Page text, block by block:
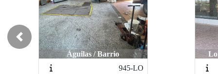
Lorca / Av Juan Carlos I
1267-BA
Lorca / Av Juan Carlos I
1267-BA
Previous